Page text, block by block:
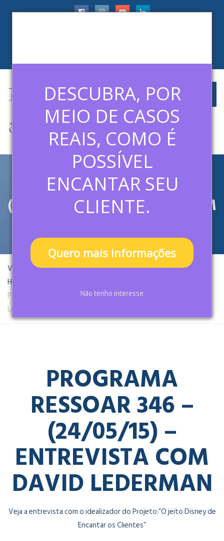
DESCUBRA, POR
MEIO DE CASOS
REAIS, COMO É
POSSÍVEL
ENCANTAR SEU
CLIENTE.
Quero mais informações
Não tenho interesse
PROGRAMA RESSOAR 346 –
(24/05/15) – ENTREVISTA COM
DAVID LEDERMAN
Você está aqui:
Home
Programa Ressoar 346 – (24/05/15) – Entrevista com David
Lederman
PROGRAMA
RESSOAR 346 –
(24/05/15) –
ENTREVISTA COM
DAVID LEDERMAN
Veja a entrevista com o idealizador do Projeto:”O jeito Disney de
Encantar os Clientes”